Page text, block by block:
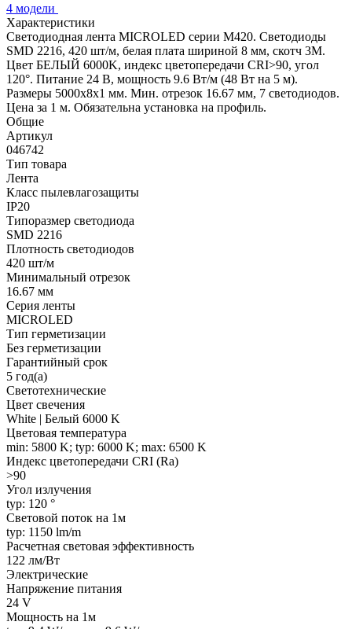
4 модели
Характеристики
Светодиодная лента MICROLED серии M420. Светодиоды
SMD 2216, 420 шт/м, белая плата шириной 8 мм, скотч 3M.
Цвет БЕЛЫЙ 6000K, индекс цветопередачи CRI>90, угол
120°. Питание 24 В, мощность 9.6 Вт/м (48 Вт на 5 м).
Размеры 5000x8x1 мм. Мин. отрезок 16.67 мм, 7 светодиодов.
Цена за 1 м. Обязательна установка на профиль.
Общие
Артикул
046742
Тип товара
Лента
Класс пылевлагозащиты
IP20
Типоразмер светодиода
SMD 2216
Плотность светодиодов
420 шт/м
Минимальный отрезок
16.67 мм
Серия ленты
MICROLED
Тип герметизации
Без герметизации
Гарантийный срок
5 год(а)
Светотехнические
Цвет свечения
White | Белый 6000 K
Цветовая температура
min: 5800 K; typ: 6000 K; max: 6500 K
Индекс цветопередачи CRI (Ra)
>90
Угол излучения
typ: 120 °
Световой поток на 1м
typ: 1150 lm/m
Расчетная световая эффективность
122 лм/Вт
Электрические
Напряжение питания
24 V
Мощность на 1м